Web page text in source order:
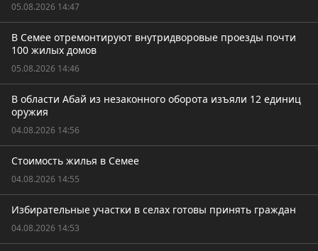
05.08.2026 14:47
В Семее отремонтируют внутридворовые проезды почти
100 жилых домов
05.08.2026 14:46
В области Абай из незаконного оборота изъяли 12 единиц
оружия
04.08.2026 14:56
Стоимость жилья в Семее
04.08.2026 14:55
Избирательные участки в селах готовы принять граждан
04.08.2026 14:53